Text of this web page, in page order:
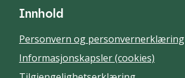
Innhold
Personvern og personvernerklæring
Informasjonskapsler (cookies)